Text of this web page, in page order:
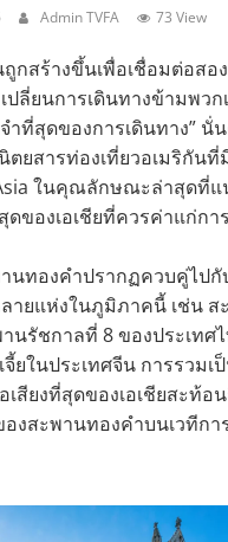
Admin TVFA 73 View
กสร้างขึ้นเพื่อเชื่อมต่อสอ
ปลี่ยนการเดินทางข้ามพวก
ที่สุดของการเดินทาง” นั่
ยสารท่องเที่ยวอเมริกันที่
ในคุณลักษณะล่าสุดที่แ
ของเอเชียที่ควรค่าแก่กา
นทองคําปรากฏควบคู่ไป
ายแห่งในภูมิภาคนี้ เช่น
นรัชกาลที่ 8 ของประเทศ
จี้ยในประเทศจีน การรวมเ
สียงที่สุดของเอเชียสะท้อ
งสะพานทองคําบนเวทีกา